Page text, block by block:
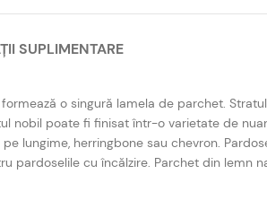
SUPLIMENTARE
o singură lamela de parchet.
nobil poate fi finisat într-o varietate de
lungime, herringbone sau chevron.
pardoselile cu încălzire. Parchet din lemn